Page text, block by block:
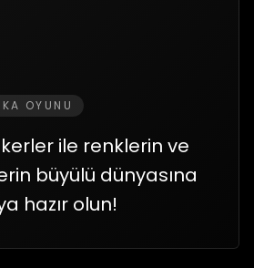
OYUNU
ile renklerin ve
büyülü dünyasına
hazır olun!